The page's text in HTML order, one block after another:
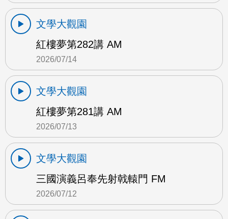
文學大觀園
紅樓夢第282講 AM
2026/07/14
文學大觀園
紅樓夢第281講 AM
2026/07/13
文學大觀園
三國演義呂奉先射戟轅門 FM
2026/07/12